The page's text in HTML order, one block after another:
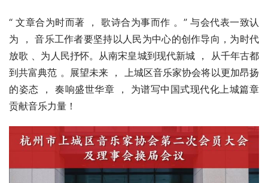
“ 文章合为时而著 ， 歌诗合为事而作 。” 与会代表一致认
为 ， 音乐工作者要坚持以人民为中心的创作导向，为时代
放歌 、为人民抒怀。从南宋皇城到现代新城 ， 从千年古都
到共富典范 。展望未来 ， 上城区音乐家协会将以更加昂扬
的姿态 ， 奏响盛世华章 ， 为谱写中国式现代化上城篇章
贡献音乐力量！